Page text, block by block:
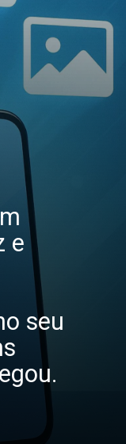
e
seu